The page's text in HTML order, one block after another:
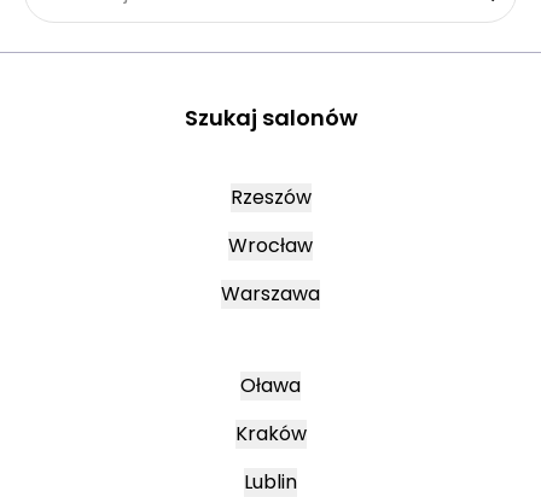
Szukaj salonów
Rzeszów
Wrocław
Warszawa
Oława
Kraków
Lublin